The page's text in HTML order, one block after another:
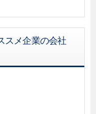
スメ企業の会社